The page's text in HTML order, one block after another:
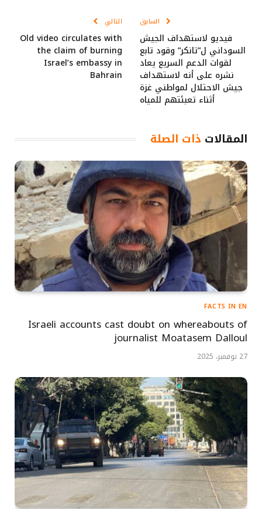
السابق
فيديو لاستهداف الجيش
السوداني ل”تانكر” وقود تابع
لقوات الدعم السريع يعاد
نشره على أنه لاستهداف
جيش الاحتلال لمواطني غزة
أثناء تعبئتهم للمياه
التالي
Old video circulates with
the claim of burning
Israel’s embassy in
Bahrain
المقالات ذات الصلة
FACTS IN EN
Israeli accounts cast doubt on whereabouts of
journalist Moatasem Dalloul
27 نوفمبر، 2025